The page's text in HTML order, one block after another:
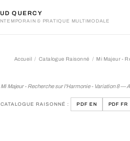
QUERCY
& PRATIQUE MULTIMODALE
Accueil Catalogue Raisonné Mi Majeur -
Mi Majeur - Recherche sur l'Harmonie - Variation 8 —
CATALOGUE RAISONNÉ : PDF EN PDF FR